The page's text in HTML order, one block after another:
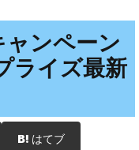
ャンペーン
ライズ最新
はてブ